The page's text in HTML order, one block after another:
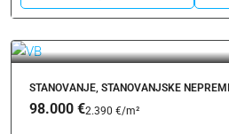
STANOVANJE, STANOVANJSKE
98.000 €2.390 €/m²